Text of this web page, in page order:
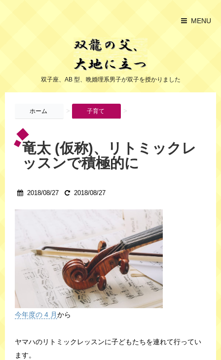
MENU
双子座、AB 型、晩婚理系男子が双子を授かりました
ホーム > 子育て >
竜太 (仮称)、リトミックレ
ッスンで積極的に
2018/08/27 2018/08/27
今年度の 4 月から
ヤマハのリトミックレッスンに子どもたちを連れて行ってい
ます。